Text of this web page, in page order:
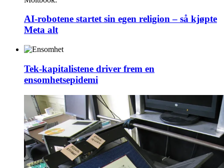
AI-robotene startet sin egen religion – så kjøpte
Meta alt
Tek-kapitalistene driver frem en
ensomhetsepidemi